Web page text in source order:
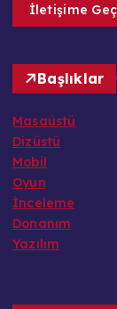
İletişime Geç
Başlıklar
Masaüstü
Dizüstü
Mobil
Oyun
İnceleme
Donanım
Yazılım